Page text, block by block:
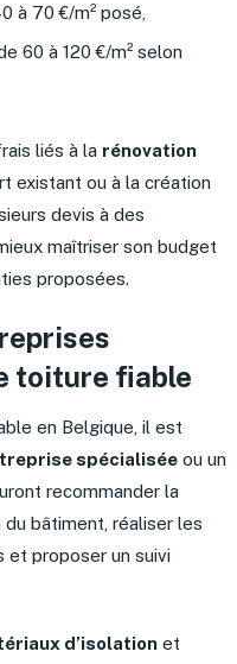
à 70 €/m² posé,
60 à 120 €/m² selon
liés à la rénovation
existant ou à la création
devis à des
maîtriser son budget
proposées.
toiture fiable
en Belgique, il est
spécialiséeou un
recommander la
bâtiment, réaliser les
et proposer un suivi
d’isolationet